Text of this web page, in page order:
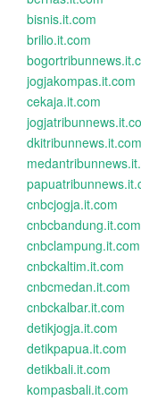
bisnis.it.com
brilio.it.com
jogjakompas.it.com
cekaja.it.com
dkitribunnews.it.com
cnbcjogja.it.com
cnbcbandung.it.com
cnbclampung.it.com
cnbckaltim.it.com
cnbcmedan.it.com
cnbckalbar.it.com
detikjogja.it.com
detikpapua.it.com
detikbali.it.com
kompasbali.it.com